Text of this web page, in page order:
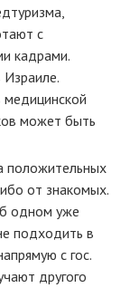
с
кадрами.
может быть
положительных
от знакомых.
одном уже
подходить в
с гос.
другого